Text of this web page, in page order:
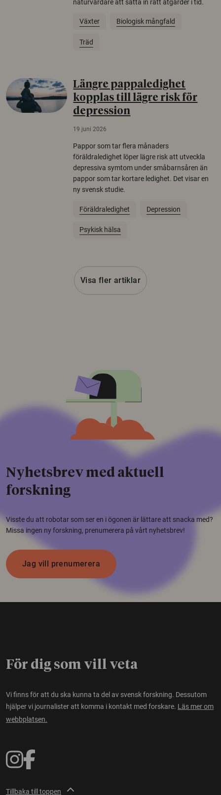
naturvårdare att sätta in rätt åtgärder i tid.
Växter Biologisk mångfald
Träd
Längre pappaledighet
kopplas till lägre risk för
depression
19 juni 2026
Pappor som tar flera månaders
föräldraledighet löper lägre risk att utveckla
depressiva symtom under småbarnsåren än
pappor som tar kortare ledighet. Det visar en
ny svensk studie.
Föräldraledighet Depression
Psykisk hälsa
Visa fler artiklar
Nyhetsbrev med aktuell
forskning
Visste du att robotar som ser en i ögonen är lättare att snacka med?
Missa ingen ny forskning, prenumerera på vårt nyhetsbrev!
Jag vill prenumerera
För dig som vill veta
Vi finns för att du ska kunna ta del av svensk forskning. Dessutom
hjälper vi journalister att komma i kontakt med forskare. Läs mer om
webbplatsen.
Tillbaka till toppen